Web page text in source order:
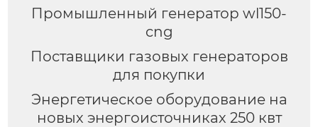
Промышленный генератор wl150-
cng
Поставщики газовых генераторов
для покупки
Энергетическое оборудование на
новых энергоисточниках 250 квт